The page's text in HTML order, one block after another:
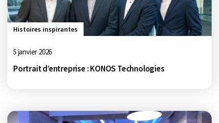
Histoires inspirantes
5 janvier 2026
Portrait d’entreprise : KONOS Technologies